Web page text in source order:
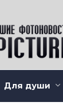
Для души